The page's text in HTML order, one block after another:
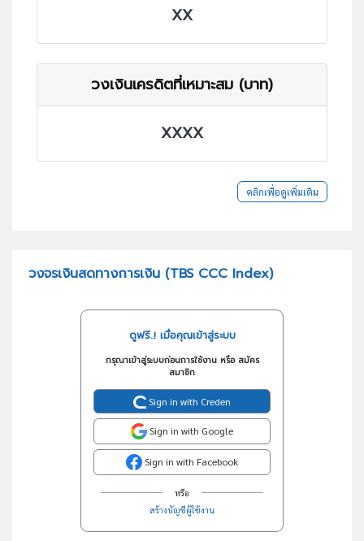
XX
วงเงินเครดิตที่เหมาะสม (บาท)
XXXX
คลิกเพื่อดูเพิ่มเติม
วงจรเงินสดทางการเงิน (TBS CCC Index)
ดูฟรี..! เมื่อคุณเข้าสู่ระบบ
กรุณาเข้าสู่ระบบก่อนการใช้งาน หรือ สมัคร
สมาชิก
Sign in with Creden
Sign in with Google
Sign in with Facebook
หรือ
สร้างบัญชีผู้ใช้งาน